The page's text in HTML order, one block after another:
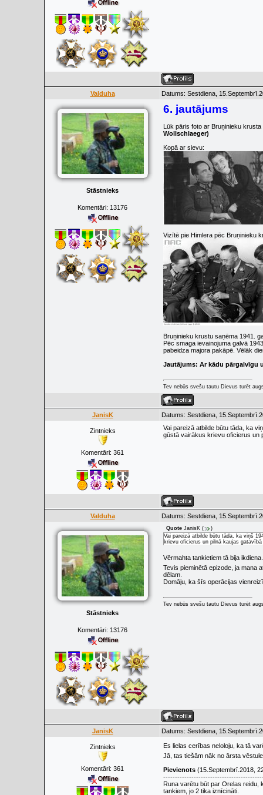
Valduha Datums: Sestdiena,
Stāstnieks
Komentāri: 13176
6. jautājums
Lūk pāris foto ar Bruņinieku
Wollschlaeger)
Kopā ar sievu:
Vizītē pie Himlera pēc Bruņinieku
Bruņinieku krustu saņēma 1941.
Pēc smaga ievainojuma galvā
pabeidza majora pakāpē. Vēlāk
Jautājums: Ar kādu pārgalvīgu
Tev nebūs svešu tautu Dievus turēt
JanisK Datums: Sestdiena,
Zintnieks
Komentāri: 361
Vai pareizā atbilde būtu tāda, ka
gūstā vairākus krievu oficierus un
Valduha Datums: Sestdiena,
Stāstnieks
Komentāri: 13176
Quote JanisK (
)
Vai pareizā atbilde būtu tāda, ka viņš
krievu oficierus un pilnā kaujas
Vērmahta tankietiem tā bija
Tevis pieminētā epizode, ja mana
dēlam.
Domāju, ka šīs operācijas
Tev nebūs svešu tautu Dievus turēt
JanisK Datums: Sestdiena,
Zintnieks
Komentāri: 361
Es lielas cerības neloloju, ka tā
Jā, tas tiešām nāk no ārsta
Pievienots (15.Septembrī.2018,
Runa varētu būt par Orelas reidu,
tankiem, jo 2 tika iznīcināti.